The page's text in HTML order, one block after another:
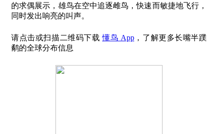
的求偶展示，雄鸟在空中追逐雌鸟，快速而敏捷地飞行，
同时发出响亮的叫声。
请点击或扫描二维码下载懂鸟 App，了解更多长嘴半蹼
鹬的全球分布信息